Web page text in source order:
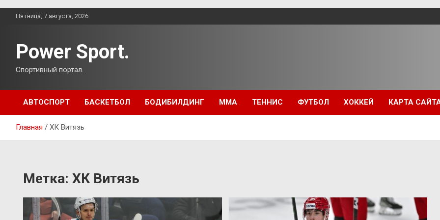
ПерейтиПятница, 7 августа, 2026
Power Sport.
Спортивный портал.
АВТОСПОРТ БАСКЕТБОЛ БОДИБИЛДИНГ ММА ТЕННИС ФУТБОЛ ХОККЕЙ КАРТА
Главная ХК Витязь
Метка: ХК Витязь